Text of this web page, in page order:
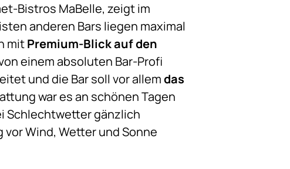
Bistros MaBelle, zeigt im
anderen Bars liegen maximal
mitPremium-Blick auf den
einem absoluten Bar-Profi
und die Bar soll vor allemdas
war es an schönen Tagen
Schlechtwetter gänzlich
Wind, Wetter und Sonne